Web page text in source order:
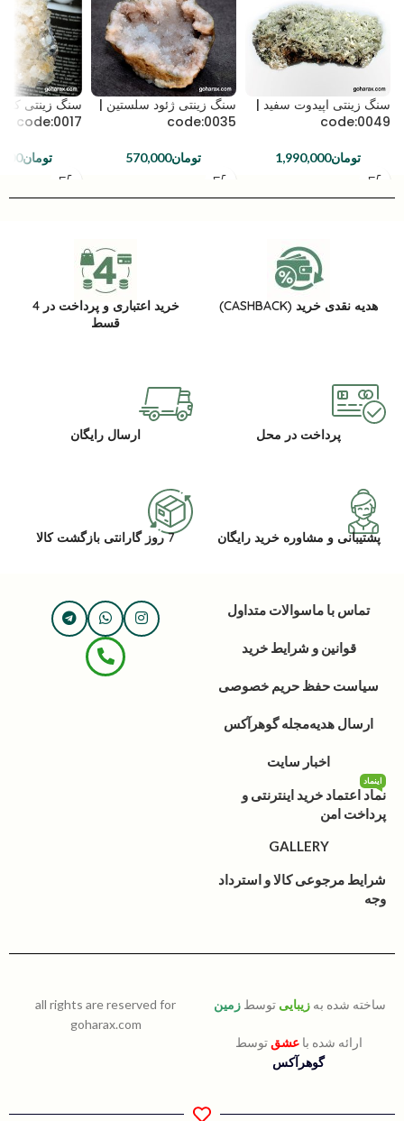
سنگ زینتی اپیدوت سفید |
code:0049
تومان1,990,000
سنگ زینتی ژئود سلستین |
code:0035
تومان570,000
سنگ زینتی
code:0017
تومان
هدیه نقدی خرید (CASHBACK)
خرید اعتباری و پرداخت در 4
قسط
پرداخت در محل ارسال رایگان
پشتیبانی و مشاوره خرید رایگان 7 روز گارانتی بازگشت کالا
تماس با ماسوالات متداول
قوانین و شرایط خرید
سیاست حفظ حریم خصوصی
ارسال هدیهمجله گوهرآکس
اخبار سایت
نماد اعتماد خرید اینترنتی و
پرداخت امن
اینماد
GALLERY
شرایط مرجوعی کالا و استرداد
وجه
ساخته شده به زیبایی توسط زمین
ارائه شده باعشق توسط
گوهرآکس
all rights are reserved for
goharax.com